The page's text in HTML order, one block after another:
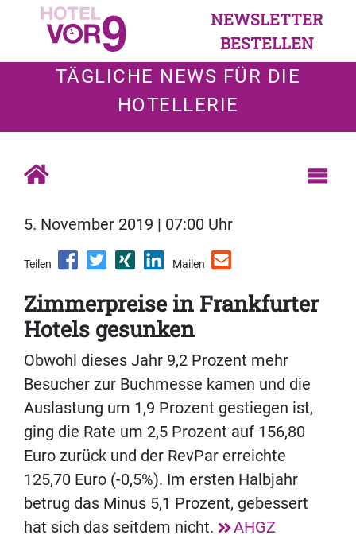
NEWSLETTER
BESTELLEN
TÄGLICHE NEWS FÜR DIE
HOTELLERIE
5. November 2019 | 07:00 Uhr
Teilen Mailen
Zimmerpreise in Frankfurter
Hotels gesunken
Obwohl dieses Jahr 9,2 Prozent mehr
Besucher zur Buchmesse kamen und die
Auslastung um 1,9 Prozent gestiegen ist,
ging die Rate um 2,5 Prozent auf 156,80
Euro zurück und der RevPar erreichte
125,70 Euro (-0,5%). Im ersten Halbjahr
betrug das Minus 5,1 Prozent, gebessert
hat sich das seitdem nicht.
AHGZ